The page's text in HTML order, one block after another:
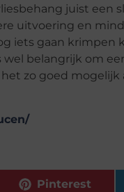
juist een
uitvoering en
iets gaan krimpen
wel belangrijk om
zo goed
Pinterest